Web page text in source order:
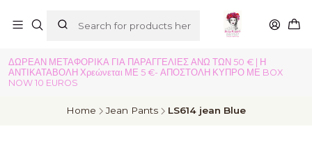
ΔΩΡΕΑΝ ΜΕΤΑΦΟΡΙΚΑ ΓΙΑ ΠΑΡΑΓΓΕΛΙΕΣ ΑΝΩ ΤΩΝ 50 € | Η
ΑΝΤΙΚΑΤΑΒΟΛΗ Χρεώνεται ΜΕ 5 €- ΑΠΟΣΤΟΛΗ ΚΥΠΡΟ ΜΕ BOX
NOW 10 EUROS
Home Jean Pants LS614 jean Blue